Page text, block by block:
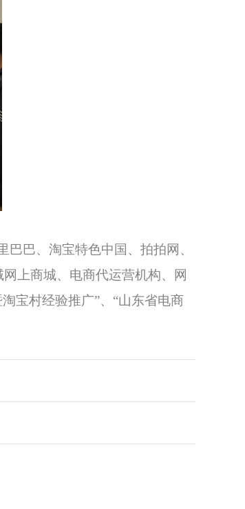
巴、淘宝特色中国、拍拍网、
网上商城、电商代运营机构、网
宝村经验推广”、“山东省电商